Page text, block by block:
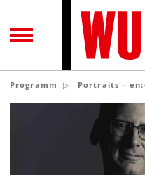
TOGGLE
Programm Portraits –